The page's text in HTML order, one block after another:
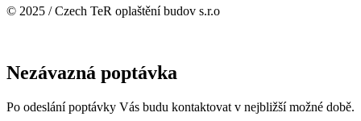
© 2025 / Czech TeR oplaštění budov s.r.o
Nezávazná poptávka
Po odeslání poptávky Vás budu kontaktovat v nejbližší možné době.